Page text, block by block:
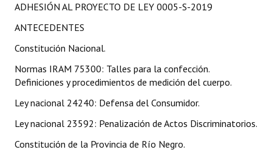
Programas
Constitución Nacional
Reglamento Interno
ADHESIÓN AL PROYECTO DE LEY 0005-S-2019
ANTECEDENTES
Constitución Nacional.
Normas IRAM 75300: Talles para la confección.
Definiciones y procedimientos de medición del cuerpo.
Ley nacional 24240: Defensa del Consumidor.
Ley nacional 23592: Penalización de Actos Discriminatorios.
Constitución de la Provincia de Río Negro.